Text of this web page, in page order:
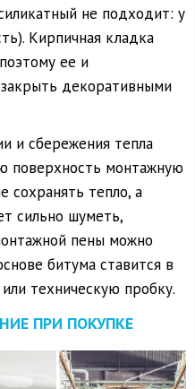
не подходит: у
Кирпичная кладка
ее и
декоративными
и сбережения тепла
поверхность монтажную
сохранять тепло, а
сильно шуметь,
пены можно
битума ставится в
техническую пробку.
ПРИ ПОКУПКЕ